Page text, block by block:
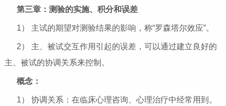
第三章：测验的实施、积分和误差
1） 主试的期望对测验结果的影响，称“罗森塔尔效应”。
2） 主、被试交互作用引起的误差，可以通过建立良好的
主、被试的协调关系来控制。
概念：
1） 协调关系：在临床心理咨询、心理治疗中经常用到。